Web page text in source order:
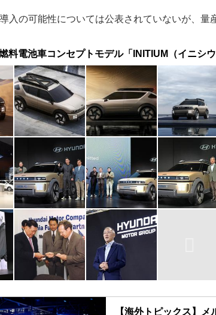
入の可能性については公表されていないが、量
料電池車コンセプトモデル「INITIUM（イニシウ
【海外トピックス】